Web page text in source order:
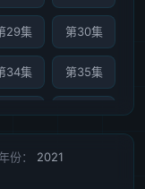
29集 第30集
34集 第35集
44集
份：
2021